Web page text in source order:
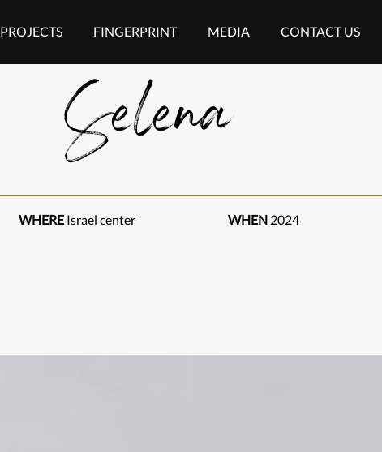
PROJECTS FINGERPRINT MEDIA CONTACT US
Selena
WHEREIsrael center WHEN 2024